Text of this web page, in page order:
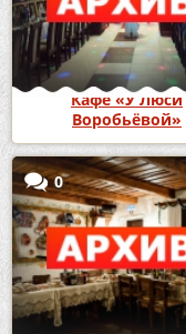
Кафе «У Люси
Воробьёвой»
0